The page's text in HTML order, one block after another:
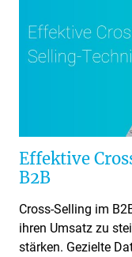
Effektive
B2B
Cross-Selling im
ihren Umsatz zu
stärken. Gezielte